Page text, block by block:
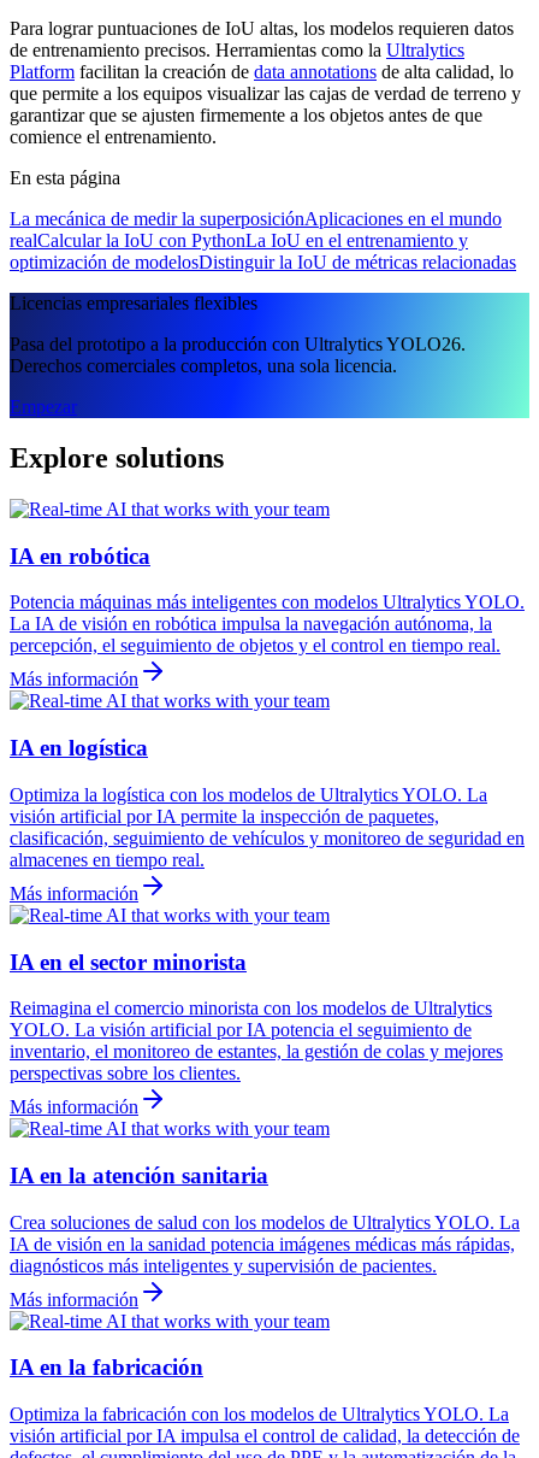
Para lograr puntuaciones de IoU altas, los modelos requieren datos
de entrenamiento precisos. Herramientas como la Ultralytics
Platform facilitan la creación de data annotations de alta calidad, lo
que permite a los equipos visualizar las cajas de verdad de terreno y
garantizar que se ajusten firmemente a los objetos antes de que
comience el entrenamiento.
En esta página
La mecánica de medir la superposiciónAplicaciones en el mundo
realCalcular la IoU con PythonLa IoU en el entrenamiento y
optimización de modelosDistinguir la IoU de métricas relacionadas
Licencias empresariales flexibles
Pasa del prototipo a la producción con Ultralytics YOLO26.
Derechos comerciales completos, una sola licencia.
Empezar
Explore solutions
IA en robótica
Potencia máquinas más inteligentes con modelos Ultralytics YOLO.
La IA de visión en robótica impulsa la navegación autónoma, la
percepción, el seguimiento de objetos y el control en tiempo real.
Más información
IA en logística
Optimiza la logística con los modelos de Ultralytics YOLO. La
visión artificial por IA permite la inspección de paquetes,
clasificación, seguimiento de vehículos y monitoreo de seguridad en
almacenes en tiempo real.
Más información
IA en el sector minorista
Reimagina el comercio minorista con los modelos de Ultralytics
YOLO. La visión artificial por IA potencia el seguimiento de
inventario, el monitoreo de estantes, la gestión de colas y mejores
perspectivas sobre los clientes.
Más información
IA en la atención sanitaria
Crea soluciones de salud con los modelos de Ultralytics YOLO. La
IA de visión en la sanidad potencia imágenes médicas más rápidas,
diagnósticos más inteligentes y supervisión de pacientes.
Más información
IA en la fabricación
Optimiza la fabricación con los modelos de Ultralytics YOLO. La
visión artificial por IA impulsa el control de calidad, la detección de